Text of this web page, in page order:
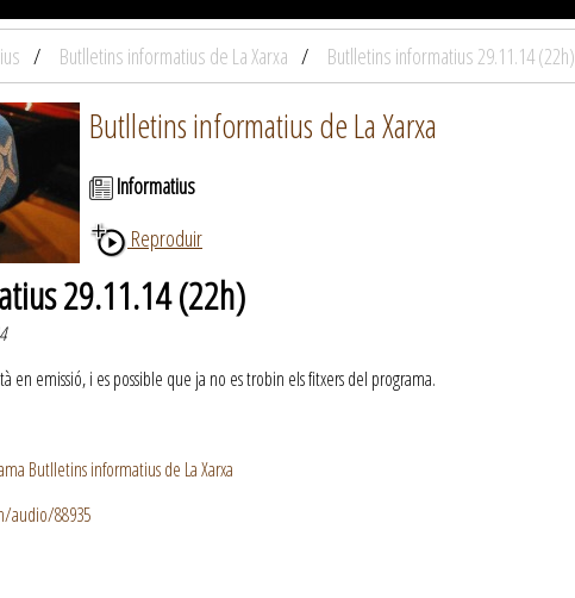
Butlletins informatius de La Xarxa Butlletins informatius 29.11.14 (22h)
Butlletins informatius de La Xarxa
Informatius
Reproduir
29.11.14 (22h)
en emissió, i es possible que ja no es trobin els fitxers del programa.
Butlletins informatius de La Xarxa
audio/88935